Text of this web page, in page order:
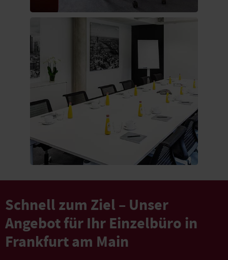
Schnell zum Ziel – Unser
Angebot für Ihr Einzelbüro in
Frankfurt am Main